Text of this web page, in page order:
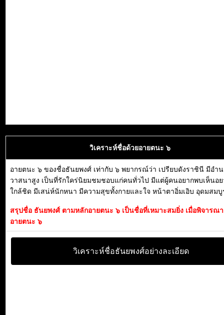
วิเคราะห์ชื่อด้วยอายตนะ ๖
อายตนะ ๖ ของชื่อธันยพงศ์ เท่ากับ ๖ พยากรณ์ว่า เปรียบดังราชินี มีอำ
วาสนาสูง เป็นที่รักใคร่นิยมชมชอบแก่คนทั่วไป มีแต่ผู้คนอยากพบเห็นอย
ใกล้ชิด มีเสน่ห์นักหนา มีความสุขทั้งกายและใจ หน้าตาอิ่มเอิบ อุดมสม
สรุปชื่อ ธันยพงศ์ ตามหลักอายตนะ ๖ เป็นชื่อที่เหมาะสมยิ่ง เมื่อพิจารณ
อายตนะ ๖
วิเคราะห์ชื่อธันยพงศ์อย่างละเอียด